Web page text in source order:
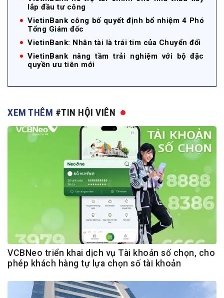
lắp đầu tư công
VietinBank công bố quyết định bổ nhiệm 4 Phó
Tổng Giám đốc
VietinBank: Nhân tài là trái tim của Chuyển đổi
VietinBank nâng tầm trải nghiệm với bộ đặc
quyền ưu tiên mới
XEM THÊM #TIN HỘI VIÊN
VCBNeo triển khai dịch vụ Tài khoản số chọn, cho
phép khách hàng tự lựa chọn số tài khoản